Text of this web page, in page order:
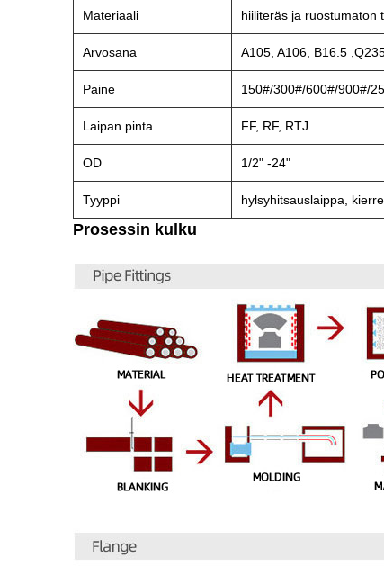
Materiaali hiiliteräs ja ruostumaton
Arvosana A105, A106, B16.5
Paine 150#/300#/600#/900#/
Laipan pinta FF, RF, RTJ
OD 1/2" -24"
Tyyppi hylsyhitsauslaippa,
Prosessin kulku